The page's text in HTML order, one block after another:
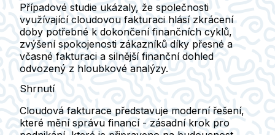
Případové studie ukázaly, že společnosti
využívající cloudovou fakturaci hlásí zkrácení
doby potřebné k dokončení finančních cyklů,
zvýšení spokojenosti zákazníků díky přesné a
včasné fakturaci a silnější finanční dohled
odvozený z hloubkové analýzy.
Shrnutí
Cloudová fakturace představuje moderní řešení,
které mění správu financí - zásadní krok pro